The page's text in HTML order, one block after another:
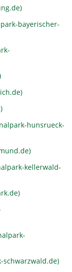
bayerischer-
hunsrueck-
kellerwald-
schwarzwald.de)